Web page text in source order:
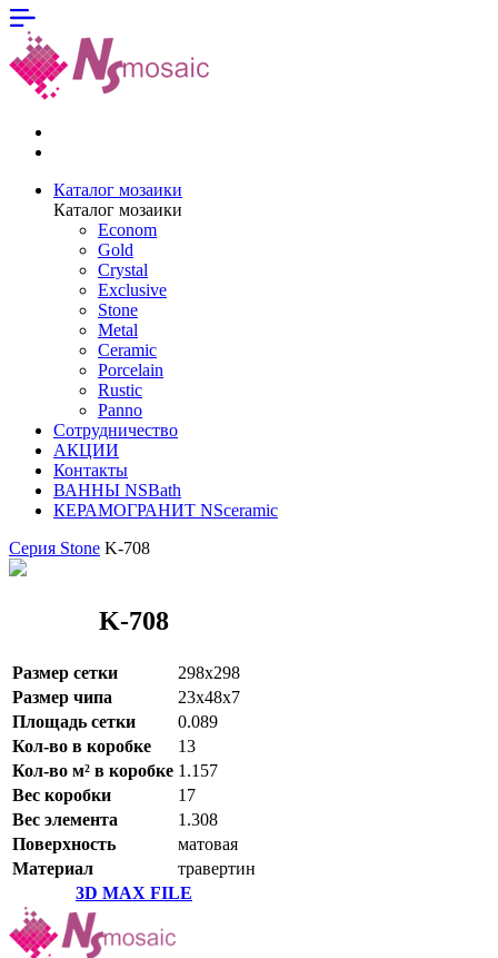
Каталог мозаики
Каталог мозаики
Econom
Gold
Crystal
Exclusive
Stone
Metal
Ceramic
Porcelain
Rustic
Panno
Сотрудничество
АКЦИИ
Контакты
ВАННЫ NSBath
КЕРАМОГРАНИТ NSceramic
Серия Stone K-708
K-708
Размер сетки
298x298
Размер чипа
23x48x7
Площадь сетки
0.089
Кол-во в коробке
13
Кол-во м² в коробке 1.157
Вес коробки
17
Вес элемента
1.308
Поверхность
матовая
Материал
травертин
3D MAX FILE